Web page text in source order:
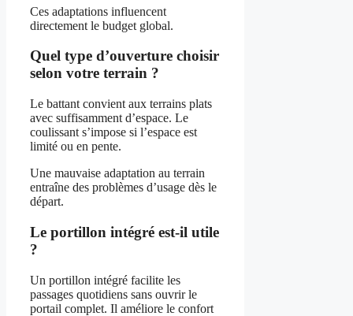
Ces adaptations influencent
directement le budget global.
Quel type d’ouverture choisir
selon votre terrain ?
Le battant convient aux terrains plats
avec suffisamment d’espace. Le
coulissant s’impose si l’espace est
limité ou en pente.
Une mauvaise adaptation au terrain
entraîne des problèmes d’usage dès le
départ.
Le portillon intégré est-il utile
?
Un portillon intégré facilite les
passages quotidiens sans ouvrir le
portail complet. Il améliore le confort